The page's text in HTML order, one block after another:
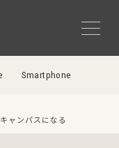
Smartphone
ャンパスになる